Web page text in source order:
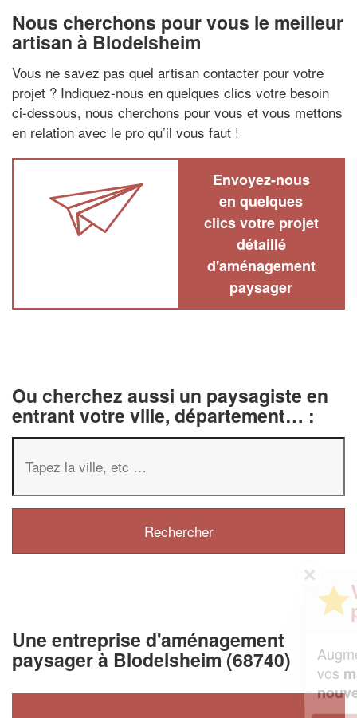
Nous cherchons pour vous le meilleur
artisan à Blodelsheim
Vous ne savez pas quel artisan contacter pour votre
projet ? Indiquez-nous en quelques clics votre besoin
ci-dessous, nous cherchons pour vous et vous mettons
en relation avec le pro qu’il vous faut !
Envoyez-nous
en quelques
clics votre projet
détaillé
d'aménagement
paysager
Ou cherchez aussi un paysagiste en
entrant votre ville, département… :
Une entreprise d'aménagement
paysager à Blodelsheim (68740)
Augmentez votrechiffre d'affaireset
vosmargestout en gagnant de
nouveaux clients!